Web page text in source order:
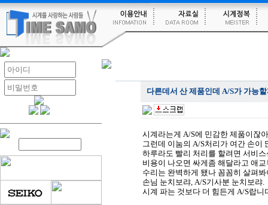
다른데서 산 제품인데 A/S가 가능
시계라는게 A/S에 민감한 제품이잖
그런데 이눔의 A/S처리가 여간 손이
하루라도 빨리 처리를 할려면 서비
비용이 나오면 싸게좀 해달라고 애
수리는 완벽하게 됐나 꼼꼼히 살펴봐
손님 눈치보랴, A/S기사분 눈치보랴.
시계 파는 것보다 더 힘든게 A/S랍니